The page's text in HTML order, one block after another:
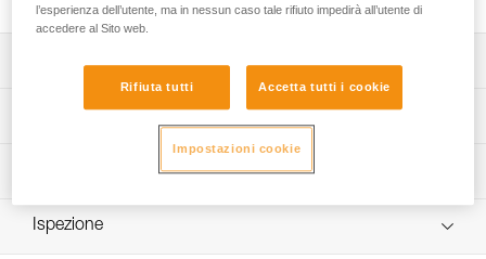
Foglio di 36 adesivi trasparenti per personalizzare i caschi
VERTEX e STRATO.
Marcatura con pennarello indelebile o stampante laser.
Specifiche tecniche
Codice : A10100
Garanzia : 3 anni
Informazioni tecniche
FAQ
FAQ
Ispezione
l’esperienza dell’utente, ma in nessun caso tale rifiuto impedirà all’utente di
accedere al Sito web.
Rifiuta tutti Accetta tutti i cookie
Impostazioni cookie